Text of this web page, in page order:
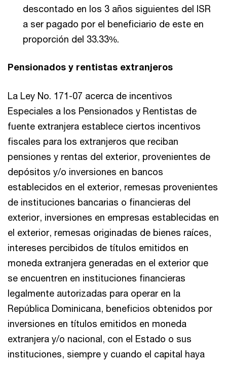
descontado en los 3 años siguientes del ISR
a ser pagado por el beneficiario de este en
proporción del 33.33%.
Pensionados y rentistas extranjeros
La Ley No. 171-07 acerca de incentivos
Especiales a los Pensionados y Rentistas de
fuente extranjera establece ciertos incentivos
fiscales para los extranjeros que reciban
pensiones y rentas del exterior, provenientes de
depósitos y/o inversiones en bancos
establecidos en el exterior, remesas provenientes
de instituciones bancarias o financieras del
exterior, inversiones en empresas establecidas en
el exterior, remesas originadas de bienes raíces,
intereses percibidos de títulos emitidos en
moneda extranjera generadas en el exterior que
se encuentren en instituciones financieras
legalmente autorizadas para operar en la
República Dominicana, beneficios obtenidos por
inversiones en títulos emitidos en moneda
extranjera y/o nacional, con el Estado o sus
instituciones, siempre y cuando el capital haya